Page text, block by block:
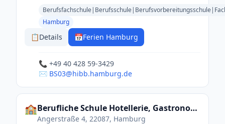
Hamburg
📋Details 📅Ferien Hamburg
📞 +49 40 428 59-3429
✉️ BS03@hibb.hamburg.de
🏫 Berufliche Schule Hotellerie, Gastronomie und Lebensmittelhandwerk
Angerstraße 4, 22087, Hamburg